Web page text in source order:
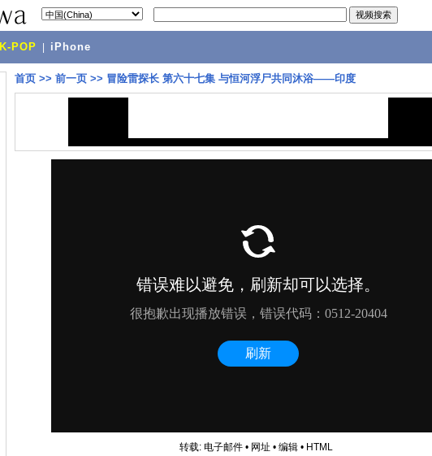
K-POP iPhone
首页 >> 前一页 >> 冒险雷探长 第六十七集 与恒河浮尸共同沐浴——印度
转载: 电子邮件• 网址 • 编辑• HTML